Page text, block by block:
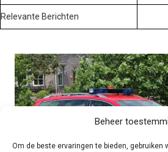
Beheer
Om de beste ervaringen te bieden, gebruiken
Relevante Berichten